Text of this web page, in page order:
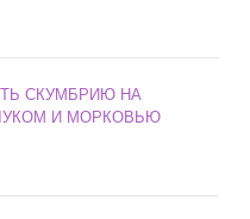
СКУМБРИЮ НА
И МОРКОВЬЮ